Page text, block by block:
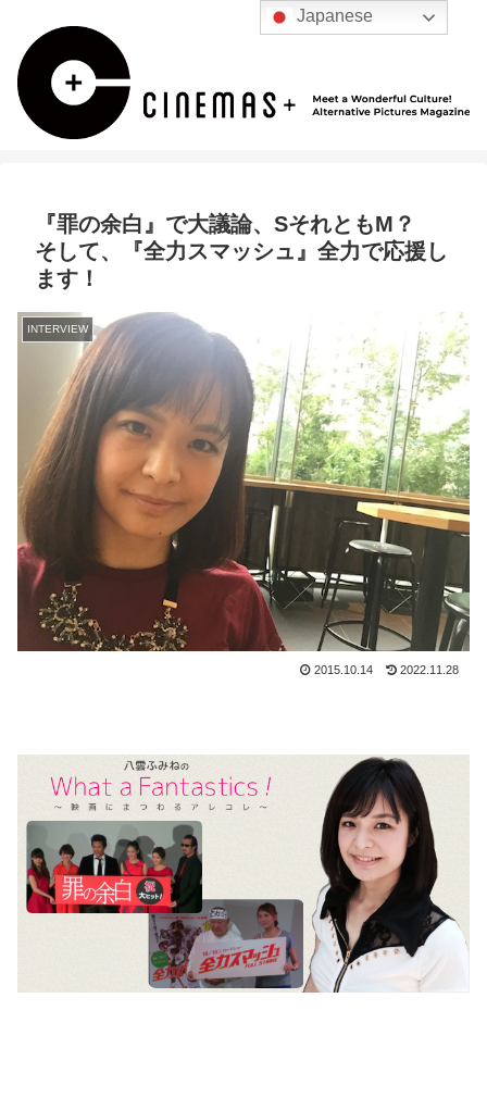
『罪の余白』で大議論、SそれともM？
そして、『全力スマッシュ』全力で応援し
ます！
INTERVIEW
2015.10.14 2022.11.28
Japanese